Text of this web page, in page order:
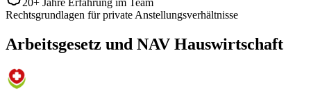
Rechtsgrundlagen für private Anstellungsverhältnisse
Arbeitsgesetz und NAV Hauswirtschaft